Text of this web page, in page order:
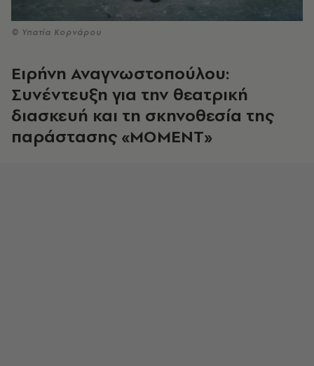
© Υπατία Κορνάρου
Ειρήνη Αναγνωστοπούλου:
Συνέντευξη για την θεατρική
διασκευή και τη σκηνοθεσία της
παράστασης «MOMENT»